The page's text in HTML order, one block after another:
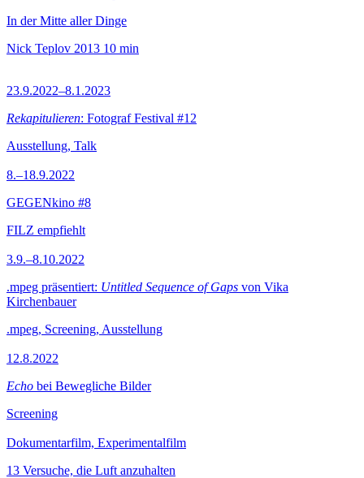
In der Mitte aller Dinge
Nick Teplov 2013 10 min
23.9.2022–8.1.2023
Rekapitulieren: Fotograf Festival #12
Ausstellung, Talk
8.–18.9.2022
GEGENkino #8
FILZ empfiehlt
3.9.–8.10.2022
.mpeg präsentiert: Untitled Sequence of Gaps von Vika
Kirchenbauer
.mpeg, Screening, Ausstellung
12.8.2022
Echo bei Bewegliche Bilder
Screening
Dokumentarfilm, Experimentalfilm
13 Versuche, die Luft anzuhalten